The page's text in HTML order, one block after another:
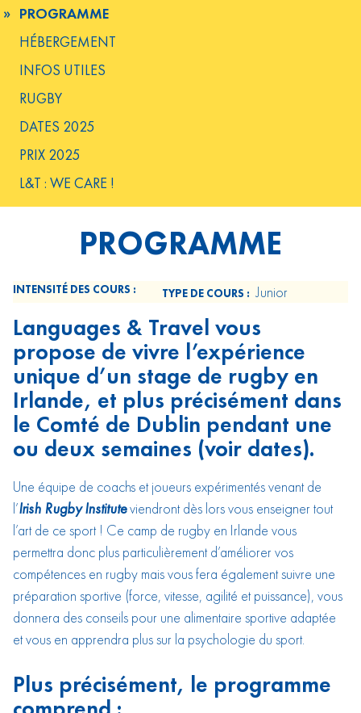
PROGRAMME
HÉBERGEMENT
INFOS UTILES
RUGBY
DATES 2025
PRIX 2025
L&T : WE CARE !
PROGRAMME
INTENSITÉ DES COURS : TYPE DE COURS : Junior
Languages & Travel vous
propose de vivre l’expérience
unique d’un stage de rugby en
Irlande, et plus précisément dans
le Comté de Dublin pendant une
ou deux semaines (voir dates).
Une équipe de coachs et joueurs expérimentés venant de
l’Irish Rugby Instituteviendront dès lors vous enseigner tout
l’art de ce sport ! Ce camp de rugby en Irlande vous
permettra donc plus particulièrement d’améliorer vos
compétences en rugby mais vous fera également suivre une
préparation sportive (force, vitesse, agilité et puissance), vous
donnera des conseils pour une alimentaire sportive adaptée
et vous en apprendra plus sur la psychologie du sport.
Plus précisément, le programme